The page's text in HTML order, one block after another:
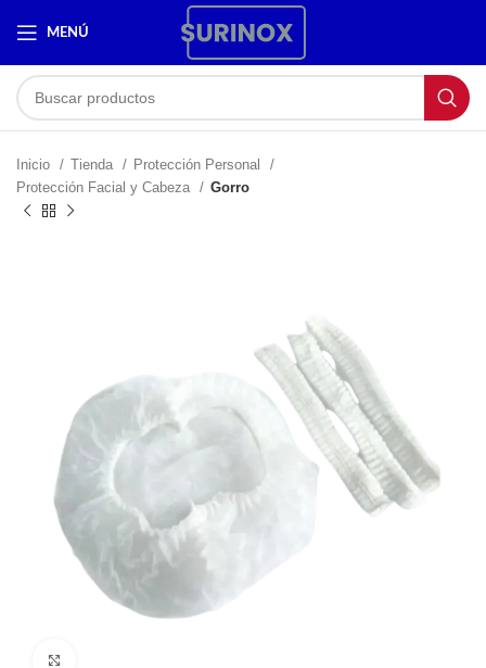
MENÚ
Inicio Tienda
Protección Personal
Protección Facial y Cabeza
Gorro